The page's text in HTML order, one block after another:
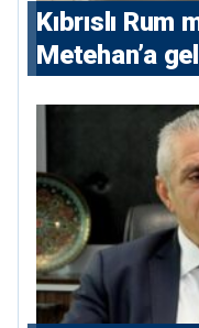
Kıbrıslı
Metehan’a